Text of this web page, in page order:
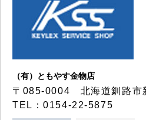
（有）ともやす金物店
〒085-0004 北海道釧路市
TEL：0154-22-5875